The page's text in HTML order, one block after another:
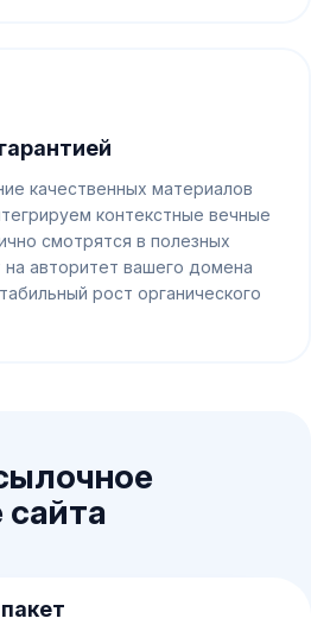
качественных материалов
контекстные вечные
смотрятся в полезных
авторитет вашего домена
рост органического